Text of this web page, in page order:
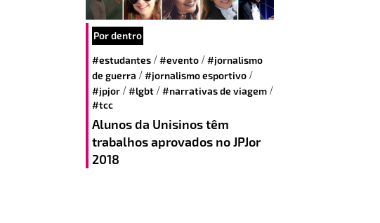
Por dentro
#estudantes /#evento /#jornalismo
de guerra /#jornalismo esportivo /
#jpjor /#lgbt /#narrativas de viagem /
#tcc
Alunos da Unisinos têm
trabalhos aprovados no JPJor
2018